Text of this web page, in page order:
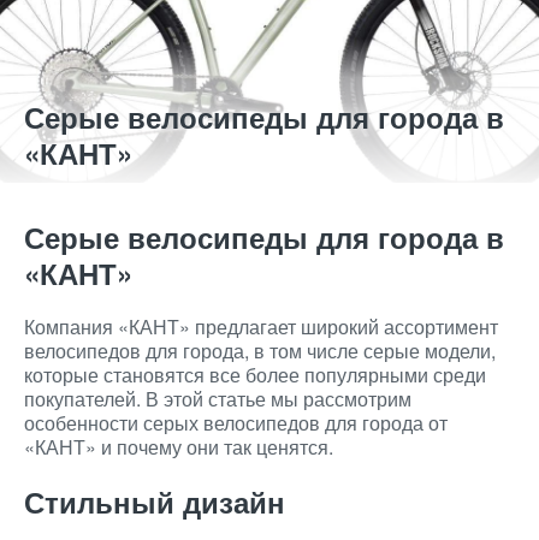
Серые велосипеды для города в
«КАНТ»
Серые велосипеды для города в
«КАНТ»
Компания «КАНТ» предлагает широкий ассортимент
велосипедов для города, в том числе серые модели,
которые становятся все более популярными среди
покупателей. В этой статье мы рассмотрим
особенности серых велосипедов для города от
«КАНТ» и почему они так ценятся.
Стильный дизайн